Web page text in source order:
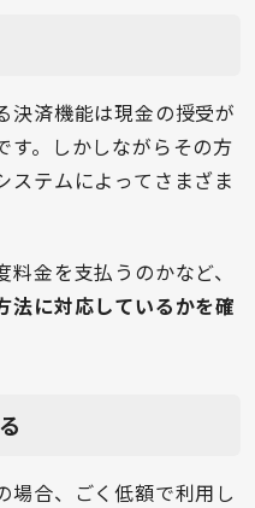
決済機能は現金の授受が
す。しかしながらその方
ステムによってさまざま
金を支払うのかなど、
法に対応しているかを確
場合、ごく低額で利用し